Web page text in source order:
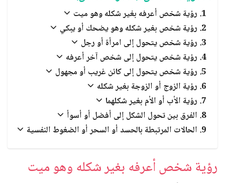
رؤية شخص أعرفه بغير شكله وهو ميت
رؤية شخص بغير شكله وهو يضحك أو يبكي
رؤية شخص يتحول إلى امرأة أو رجل
رؤية شخص يتحول إلى شخص آخر أعرفه
رؤية شخص يتحول إلى كائن غريب أو مجهول
رؤية الزوج أو الزوجة بغير شكله
رؤية الأب أو الأم بغير شكلهما
الفرق بين تحول الشكل إلى أفضل أو أسوأ
الحالات المرتبطة بالحسد أو السحر أو الضغوط النفسية
رؤية شخص أعرفه بغير شكله وهو ميت